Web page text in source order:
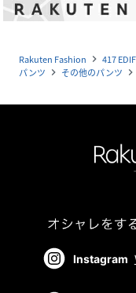
Rakuten Fashion navigate_next 417
パンツ navigate_next その他のパンツ navigate_next
Instagram